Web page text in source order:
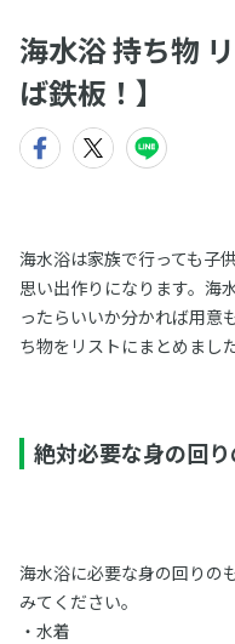
海水浴 持ち物
ば鉄板！】
海水浴は家族で行っても子
思い出作りになります。海
ったらいいか分かれば用意
ち物をリストにまとめました
絶対必要な身の回
海水浴に必要な身の回りの
みてください。
・水着